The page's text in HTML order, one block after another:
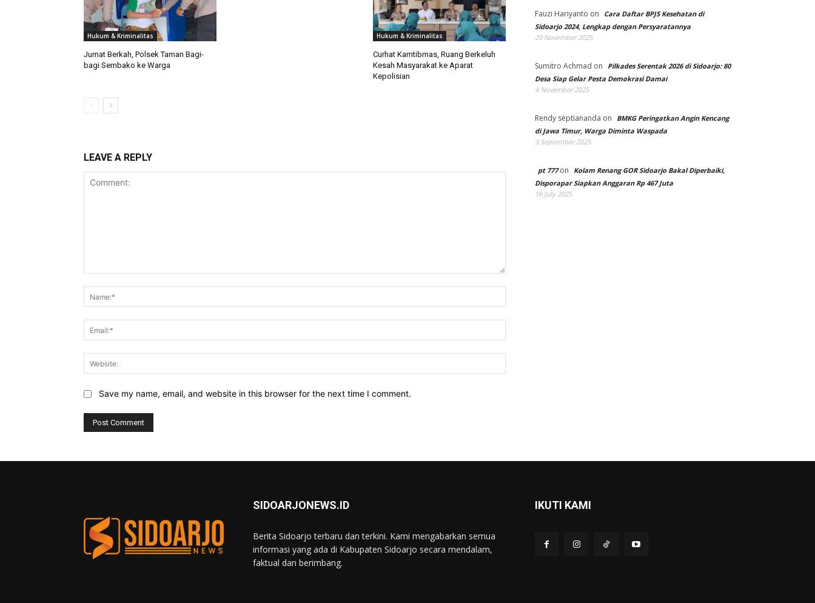
Hukum & Kriminalitas
Jumat Berkah, Polsek Taman Bagi-
bagi Sembako ke Warga
Hukum & Kriminalitas
Curhat Kamtibmas, Ruang Berkeluh
Kesah Masyarakat ke Aparat
Kepolisian
LEAVE A REPLY
Save my name, email, and website in this browser for the next time I comment.
Fauzi Hariyanto on
Cara Daftar BPJS Kesehatan di
Sidoarjo 2024, Lengkap dengan Persyaratannya
20 November 2025
Sumitro Achmad on
Pilkades Serentak 2026 di Sidoarjo: 80
Desa Siap Gelar Pesta Demokrasi Damai
4 November 2025
Rendy septiananda on
BMKG Peringatkan Angin Kencang
di Jawa Timur, Warga Diminta Waspada
3 September 2025
pt 777on
Kolam Renang GOR Sidoarjo Bakal Diperbaiki,
Disporapar Siapkan Anggaran Rp 467 Juta
16 July 2025
SIDOARJONEWS.ID
Berita Sidoarjo terbaru dan terkini. Kami mengabarkan semua
informasi yang ada di Kabupaten Sidoarjo secara mendalam,
faktual dan berimbang.
IKUTI KAMI